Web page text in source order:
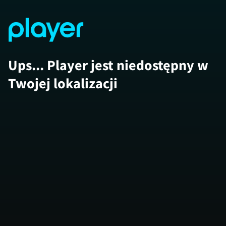
Ups... Player jest niedostępny w
Twojej lokalizacji